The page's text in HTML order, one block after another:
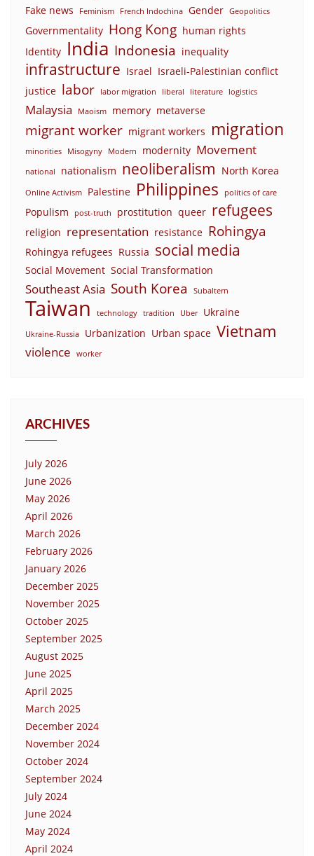
Fake news Feminism French Indochina Gender Geopolitics
Governmentality Hong Kong human rights
Identity India Indonesia inequality
infrastructure Israel Israeli-Palestinian conflict
justice labor labor migration liberal literature logistics
Malaysia Maoism memory metaverse
migrant worker migrant workers migration
minorities Misogyny Modern modernity Movement
national nationalism neoliberalism North Korea
Online Activism Palestine Philippines politics of care
Populism post-truth prostitution queer refugees
religion representation resistance Rohingya
Rohingya refugees Russia social media
Social Movement Social Transformation
Southeast Asia South Korea Subaltern
Taiwan technology tradition Uber Ukraine
Ukraine-Russia Urbanization Urban space Vietnam
violence worker
ARCHIVES
July 2026
June 2026
May 2026
April 2026
March 2026
February 2026
January 2026
December 2025
November 2025
October 2025
September 2025
August 2025
June 2025
April 2025
March 2025
December 2024
November 2024
October 2024
September 2024
July 2024
June 2024
May 2024
April 2024